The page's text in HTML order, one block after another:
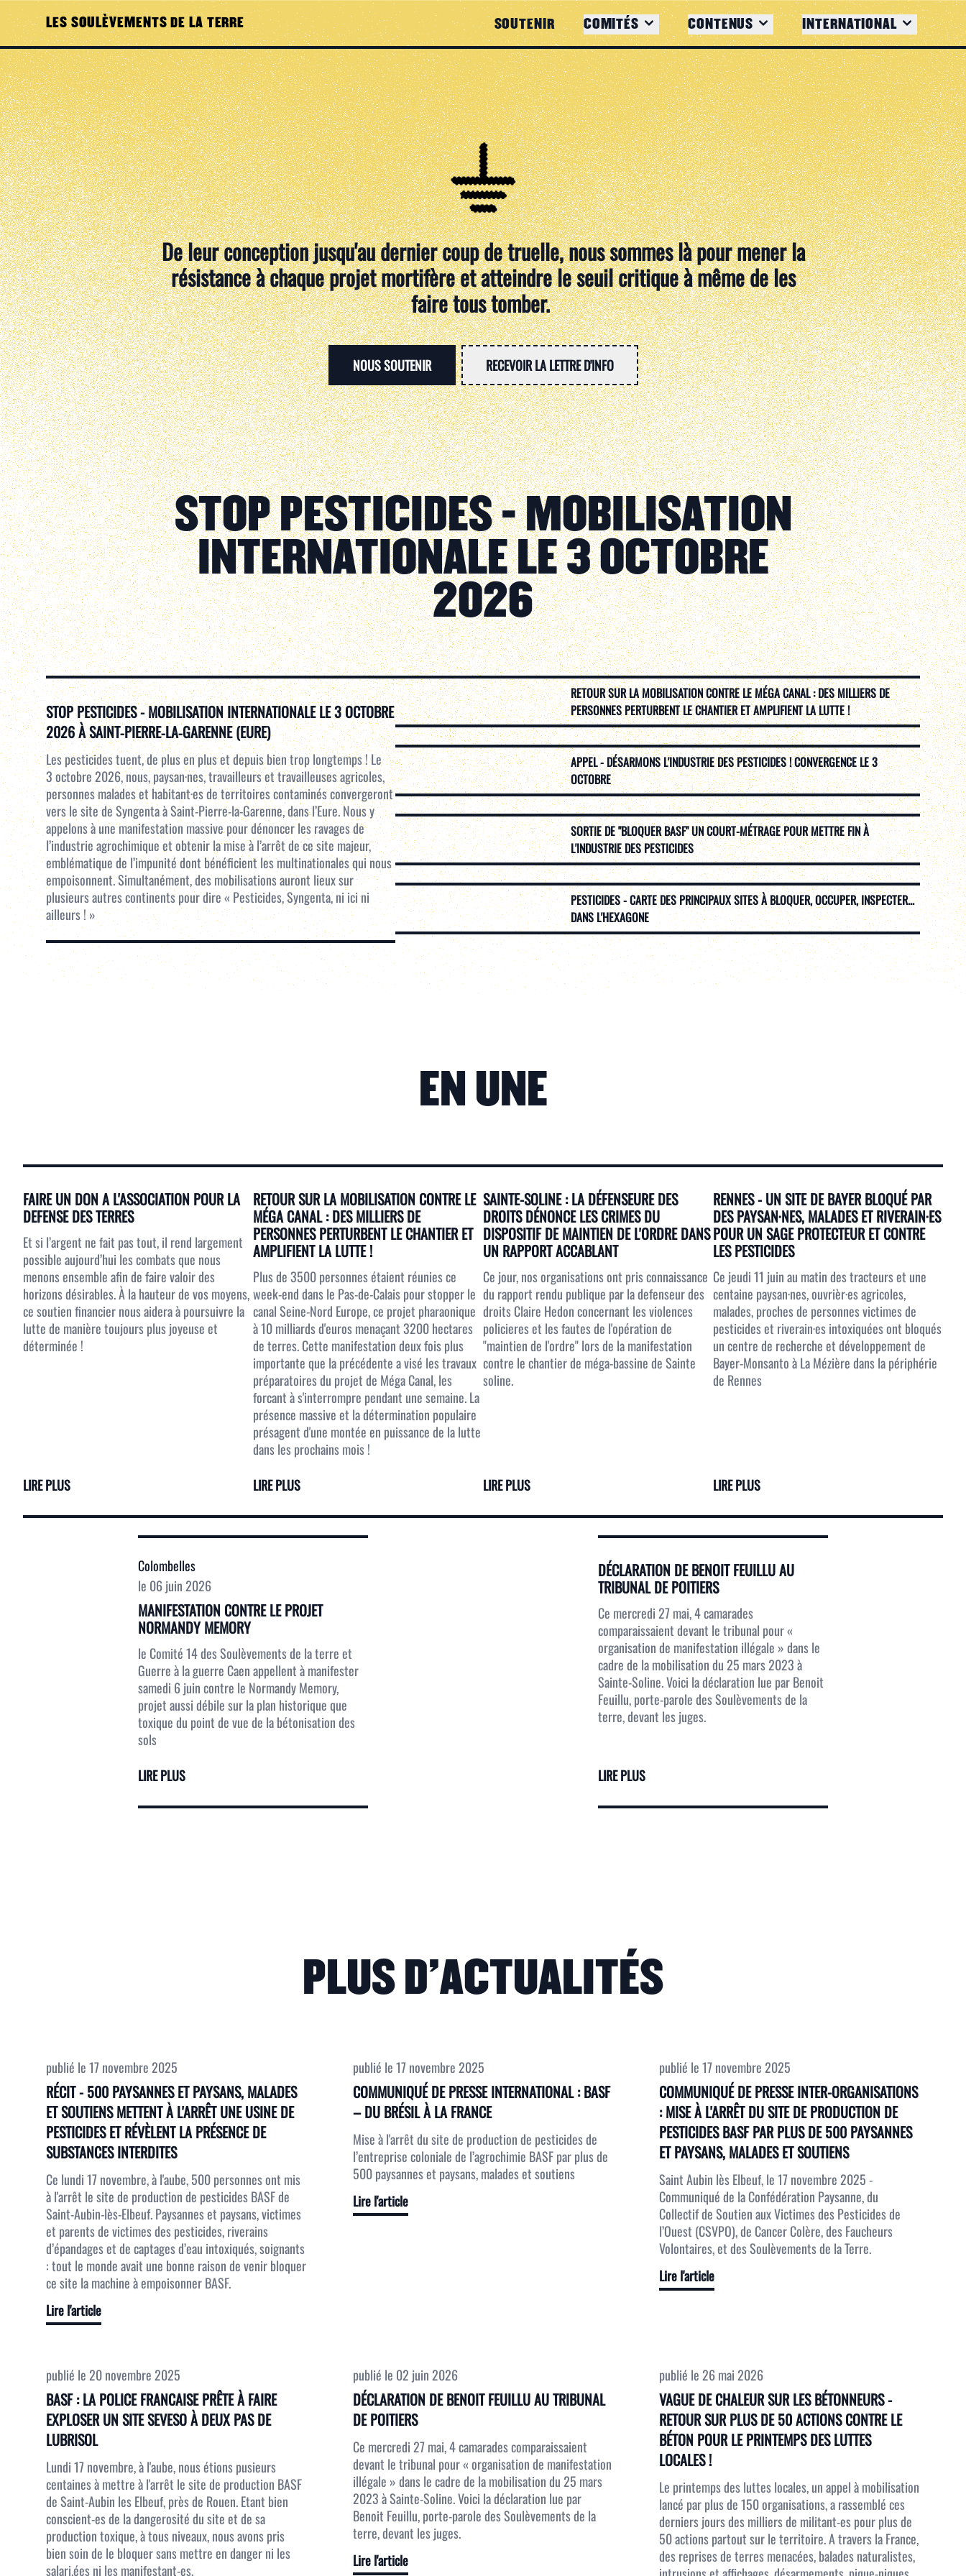
LES SOULÈVEMENTS DE LA TERRE SOUTENIR COMITÉS CONTENUS INTERNATIONAL
De leur conception jusqu'au dernier coup de truelle, nous sommes là pour mener la
résistance à chaque projet mortifère et atteindre le seuil critique à même de les
faire tous tomber.
NOUS SOUTENIR RECEVOIR LA LETTRE D'INFO
STOP PESTICIDES - MOBILISATION
INTERNATIONALE LE 3 OCTOBRE
2026
STOP PESTICIDES - MOBILISATION INTERNATIONALE LE 3 OCTOBRE
2026 À SAINT‑PIERRE‑LA‑GARENNE (EURE)
Les pesticides tuent, de plus en plus et depuis bien trop longtemps ! Le
3 octobre 2026, nous, paysan·nes, travailleurs et travailleuses agricoles,
personnes malades et habitant·es de territoires contaminés convergeront
vers le site de Syngenta à Saint-Pierre-la-Garenne, dans l’Eure. Nous y
appelons à une manifestation massive pour dénoncer les ravages de
l’industrie agrochimique et obtenir la mise à l’arrêt de ce site majeur,
emblématique de l’impunité dont bénéficient les multinationales qui nous
empoisonnent. Simultanément, des mobilisations auront lieux sur
plusieurs autres continents pour dire « Pesticides, Syngenta, ni ici ni
ailleurs ! »
RETOUR SUR LA MOBILISATION CONTRE LE MÉGA CANAL : DES MILLIERS DE
PERSONNES PERTURBENT LE CHANTIER ET AMPLIFIENT LA LUTTE !
APPEL - DÉSARMONS L'INDUSTRIE DES PESTICIDES ! CONVERGENCE LE 3
OCTOBRE
SORTIE DE "BLOQUER BASF" UN COURT-MÉTRAGE POUR METTRE FIN À
L'INDUSTRIE DES PESTICIDES
PESTICIDES - CARTE DES PRINCIPAUX SITES À BLOQUER, OCCUPER, INSPECTER...
DANS L'HEXAGONE
EN UNE
FAIRE UN DON A L'ASSOCIATION POUR LA
DEFENSE DES TERRES
Et si l’argent ne fait pas tout, il rend largement
possible aujourd’hui les combats que nous
menons ensemble afin de faire valoir des
horizons désirables. À la hauteur de vos moyens,
ce soutien financier nous aidera à poursuivre la
lutte de manière toujours plus joyeuse et
déterminée !
LIRE PLUS
RETOUR SUR LA MOBILISATION CONTRE LE
MÉGA CANAL : DES MILLIERS DE
PERSONNES PERTURBENT LE CHANTIER ET
AMPLIFIENT LA LUTTE !
Plus de 3500 personnes étaient réunies ce
week-end dans le Pas-de-Calais pour stopper le
canal Seine-Nord Europe, ce projet pharaonique
à 10 milliards d'euros menaçant 3200 hectares
de terres. Cette manifestation deux fois plus
importante que la précédente a visé les travaux
préparatoires du projet de Méga Canal, les
forcant à s'interrompre pendant une semaine. La
présence massive et la détermination populaire
présagent d'une montée en puissance de la lutte
dans les prochains mois !
LIRE PLUS
SAINTE-SOLINE : LA DÉFENSEURE DES
DROITS DÉNONCE LES CRIMES DU
DISPOSITIF DE MAINTIEN DE L'ORDRE DANS
UN RAPPORT ACCABLANT
Ce jour, nos organisations ont pris connaissance
du rapport rendu publique par la defenseur des
droits Claire Hedon concernant les violences
policieres et les fautes de l'opération de
"maintien de l'ordre" lors de la manifestation
contre le chantier de méga-bassine de Sainte
soline.
LIRE PLUS
RENNES - UN SITE DE BAYER BLOQUÉ PAR
DES PAYSAN·NES, MALADES ET RIVERAIN·ES
POUR UN SAGE PROTECTEUR ET CONTRE
LES PESTICIDES
Ce jeudi 11 juin au matin des tracteurs et une
centaine paysan·nes, ouvrièr·es agricoles,
malades, proches de personnes victimes de
pesticides et riverain·es intoxiquées ont bloqués
un centre de recherche et développement de
Bayer-Monsanto à La Mézière dans la périphérie
de Rennes
LIRE PLUS
Colombelles
le 06 juin 2026
MANIFESTATION CONTRE LE PROJET
NORMANDY MEMORY
le Comité 14 des Soulèvements de la terre et
Guerre à la guerre Caen appellent à manifester
samedi 6 juin contre le Normandy Memory,
projet aussi débile sur la plan historique que
toxique du point de vue de la bétonisation des
sols
LIRE PLUS
DÉCLARATION DE BENOIT FEUILLU AU
TRIBUNAL DE POITIERS
Ce mercredi 27 mai, 4 camarades
comparaissaient devant le tribunal pour «
organisation de manifestation illégale » dans le
cadre de la mobilisation du 25 mars 2023 à
Sainte-Soline. Voici la déclaration lue par Benoit
Feuillu, porte-parole des Soulèvements de la
terre, devant les juges.
LIRE PLUS
PLUS D'ACTUALITÉS
publié le17 novembre 2025
RÉCIT - 500 PAYSANNES ET PAYSANS, MALADES
ET SOUTIENS METTENT À L'ARRÊT UNE USINE DE
PESTICIDES ET RÉVÈLENT LA PRÉSENCE DE
SUBSTANCES INTERDITES
Ce lundi 17 novembre, à l'aube, 500 personnes ont mis
à l'arrêt le site de production de pesticides BASF de
Saint-Aubin-lès-Elbeuf. Paysannes et paysans, victimes
et parents de victimes des pesticides, riverains
d’épandages et de captages d’eau intoxiqués, soignants
: tout le monde avait une bonne raison de venir bloquer
ce site la machine à empoisonner BASF.
Lire l'article
publié le17 novembre 2025
COMMUNIQUÉ DE PRESSE INTERNATIONAL : BASF
– DU BRÉSIL À LA FRANCE
Mise à l'arrêt du site de production de pesticides de
l’entreprise coloniale de l’agrochimie BASF par plus de
500 paysannes et paysans, malades et soutiens
Lire l'article
publié le17 novembre 2025
COMMUNIQUÉ DE PRESSE INTER-ORGANISATIONS
: MISE À L'ARRÊT DU SITE DE PRODUCTION DE
PESTICIDES BASF PAR PLUS DE 500 PAYSANNES
ET PAYSANS, MALADES ET SOUTIENS
Saint Aubin lès Elbeuf, le 17 novembre 2025 -
Communiqué de la Confédération Paysanne, du
Collectif de Soutien aux Victimes des Pesticides de
l’Ouest (CSVPO), de Cancer Colère, des Faucheurs
Volontaires, et des Soulèvements de la Terre.
Lire l'article
publié le 20 novembre 2025
BASF : LA POLICE FRANCAISE PRÊTE À FAIRE
EXPLOSER UN SITE SEVESO À DEUX PAS DE
LUBRISOL
Lundi 17 novembre, à l'aube, nous étions pusieurs
centaines à mettre à l'arrêt le site de production BASF
de Saint-Aubin les Elbeuf, près de Rouen. Etant bien
conscient-es de la dangerosité du site et de sa
production toxique, à tous niveaux, nous avons pris
bien soin de le bloquer sans mettre en danger ni les
salari.ées ni les manifestant-es.
publié le 02 juin 2026
DÉCLARATION DE BENOIT FEUILLU AU TRIBUNAL
DE POITIERS
Ce mercredi 27 mai, 4 camarades comparaissaient
devant le tribunal pour « organisation de manifestation
illégale » dans le cadre de la mobilisation du 25 mars
2023 à Sainte-Soline. Voici la déclaration lue par
Benoit Feuillu, porte-parole des Soulèvements de la
terre, devant les juges.
Lire l'article
publié le 26 mai 2026
VAGUE DE CHALEUR SUR LES BÉTONNEURS -
RETOUR SUR PLUS DE 50 ACTIONS CONTRE LE
BÉTON POUR LE PRINTEMPS DES LUTTES
LOCALES !
Le printemps des luttes locales, un appel à mobilisation
lancé par plus de 150 organisations, a rassemblé ces
derniers jours des milliers de militant-es pour plus de
50 actions partout sur le territoire. A travers la France,
des reprises de terres menacées, balades naturalistes,